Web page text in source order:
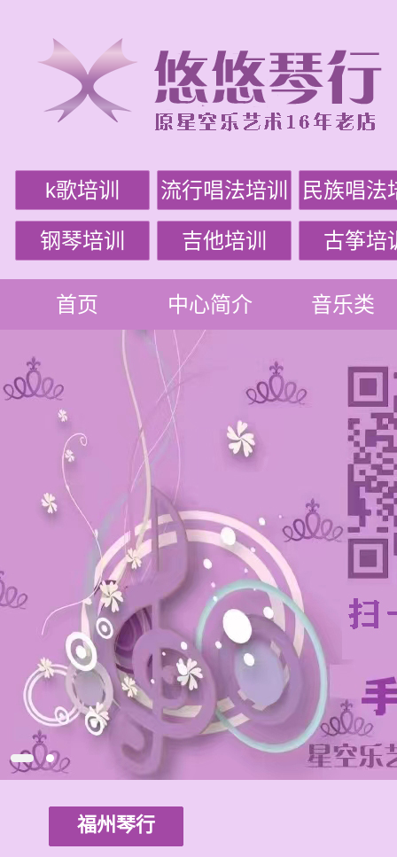
k歌培训 流行唱法培训 民族唱法
钢琴培训 吉他培训 古筝培
首页 中心简介 音乐类
福州琴行